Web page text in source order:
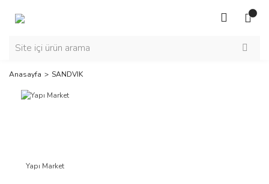
Anasayfa SANDVIK
Yapı Market